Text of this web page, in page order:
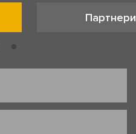
Партнери